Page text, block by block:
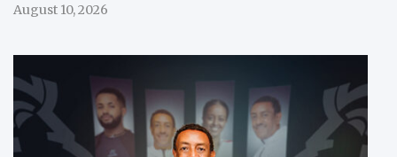
August 10, 2026